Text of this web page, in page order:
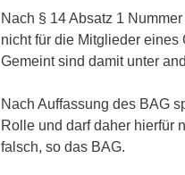
Nach § 14 Absatz 1
nicht für die Mitglieder eines
Gemeint sind damit unter
Nach Auffassung des BAG
Rolle und darf daher hierfür
falsch, so das BAG.